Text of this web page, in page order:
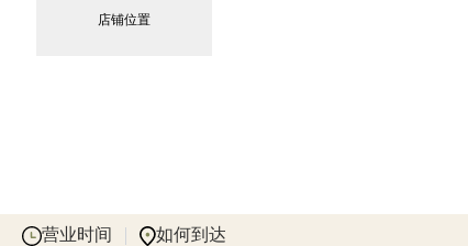
店铺位置
营业时间 如何到达